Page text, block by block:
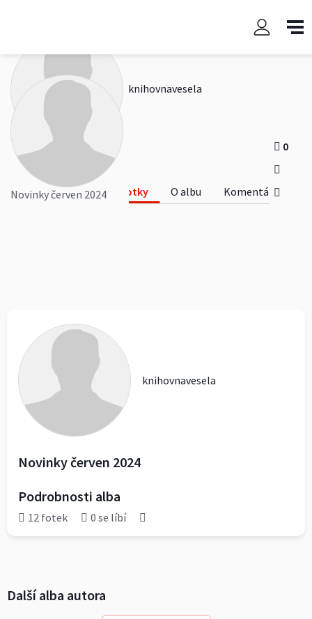
knihovnavesela
Novinky červen 2024 Fotky O albu Komentáře
0
knihovnavesela
Novinky červen 2024
Podrobnosti alba
12 fotek 0 se líbí
Další alba autora